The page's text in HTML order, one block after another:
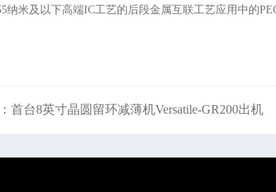
纳米及以下高端IC工艺的后段金属互联工艺应用中的
首台8英寸晶圆留环减薄机Versatile-GR200出机